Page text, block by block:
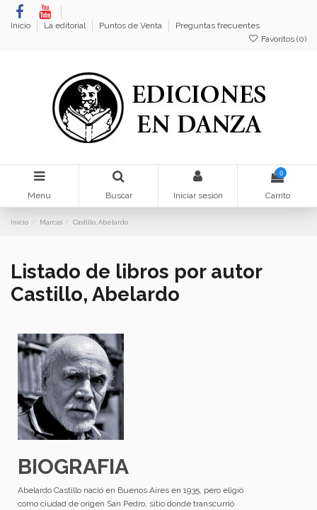
Inicio La editorial Puntos de Venta
Preguntas frecuentes
Favoritos (0)
Menu Buscar Iniciar sesión
0
Carrito
Inicio Marcas Castillo, Abelardo
Listado de libros por autor
Castillo, Abelardo
BIOGRAFIA
Abelardo Castillo nació en Buenos Aires en 1935, pero eligió
como ciudad de origen San Pedro, sitio donde transcurrió